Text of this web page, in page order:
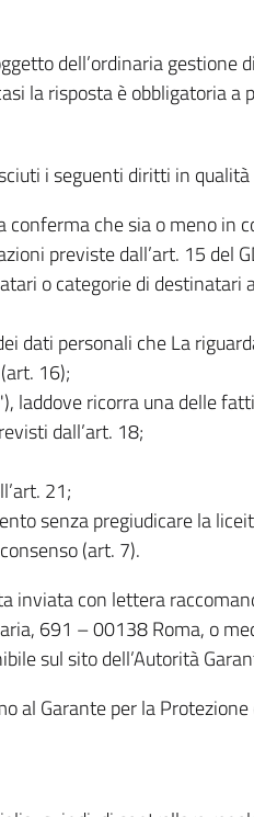
dell’ordinaria
la risposta è obbligatoria
i seguenti diritti in
che sia o meno in
previste dall’art. 15
o categorie di
dati personali che La
16);
laddove ricorra una delle
dall’art. 18;
21;
senza pregiudicare la
(art. 7).
con lettera
691 – 00138 Roma, o
sul sito dell’Autorità
al Garante per la